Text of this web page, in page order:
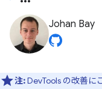
Johan Bay
注:DevTools の改善に